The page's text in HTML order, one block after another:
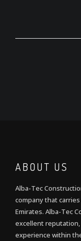
ABOUT US
Alba-Tec
company that
Emirates. Alba-Tec
excellent reputation,
experience within